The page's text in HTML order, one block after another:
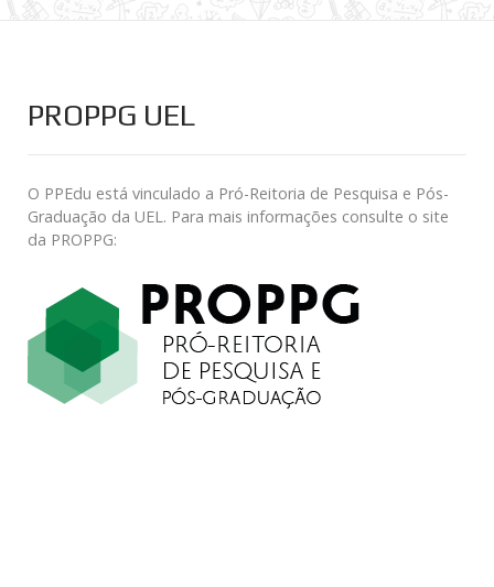
PROPPG UEL
O PPEdu está vinculado a Pró-Reitoria de Pesquisa e Pós-
Graduação da UEL. Para mais informações consulte o site
da PROPPG: